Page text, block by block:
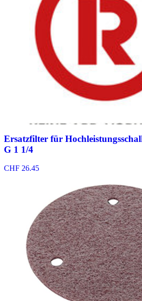
Ersatzfilter für
G 1 1/4
CHF 26.45